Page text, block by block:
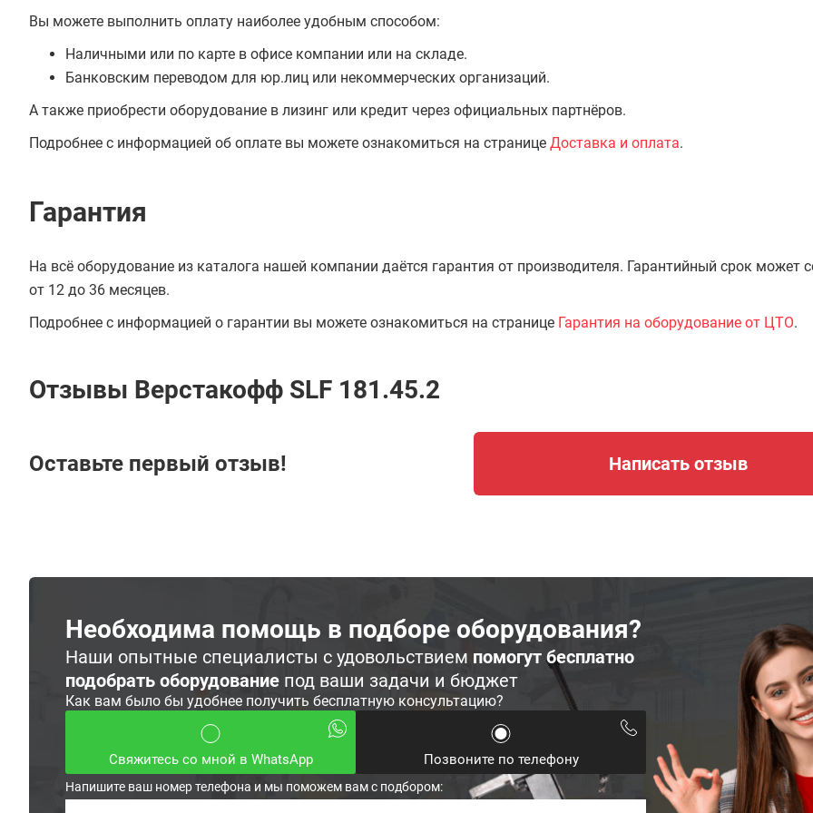
Вы можете выполнить оплату наиболее удобным способом:
Наличными или по карте в офисе компании или на складе.
Банковским переводом для юр.лиц или некоммерческих организаций.
А также приобрести оборудование в лизинг или кредит через официальных партнёров.
Подробнее с информацией об оплате вы можете ознакомиться на странице Доставка и оплата.
Гарантия
На всё оборудование из каталога нашей компании даётся гарантия от производителя. Гарантийный срок может
от 12 до 36 месяцев.
Подробнее с информацией о гарантии вы можете ознакомиться на странице Гарантия на оборудование от ЦТО.
Отзывы Верстакофф SLF 181.45.2
Оставьте первый отзыв! Написать отзыв
Необходима помощь в подборе оборудования?
Наши опытные специалисты с удовольствием помогут бесплатно
подобрать оборудование под ваши задачи и бюджет
Как вам было бы удобнее получить бесплатную консультацию?
Свяжитесь со мной в WhatsApp Позвоните по телефону
Напишите ваш номер телефона и мы поможем вам с подбором: